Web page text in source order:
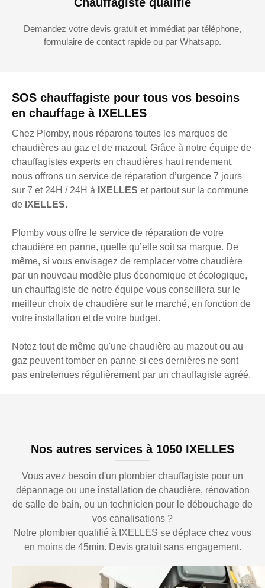
SOS chauffagiste pour tous vos besoins
en chauffage à IXELLES
Chez Plomby, nous réparons toutes les marques de
chaudières au gaz et de mazout. Grâce à notre équipe de
chauffagistes experts en chaudières haut rendement,
nous offrons un service de réparation d’urgence 7 jours
sur 7 et 24H / 24H à IXELLES et partout sur la commune
de IXELLES.
Plomby vous offre le service de réparation de votre
chaudière en panne, quelle qu’elle soit sa marque. De
même, si vous envisagez de remplacer votre chaudière
par un nouveau modèle plus économique et écologique,
un chauffagiste de notre équipe vous conseillera sur le
meilleur choix de chaudière sur le marché, en fonction de
votre installation et de votre budget.
Notez tout de même qu'une chaudière au mazout ou au
gaz peuvent tomber en panne si ces dernières ne sont
pas entretenues régulièrement par un chauffagiste agréé.
Demandez votre devis gratuit et immédiat par téléphone,
formulaire de contact rapide ou par Whatsapp.
Nos autres services à 1050 IXELLES
Vous avez besoin d'un plombier chauffagiste pour un
dépannage ou une installation de chaudière, rénovation
de salle de bain, ou un technicien pour le débouchage de
vos canalisations ?
Notre plombier qualifié à IXELLES se déplace chez vous
en moins de 45min. Devis gratuit sans engagement.